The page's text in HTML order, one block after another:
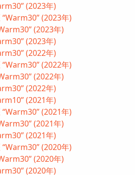
(2023年)
(2023年)
(2023年)
(2023年)
(2022年)
(2022年)
(2022年)
(2022年)
(2021年)
(2021年)
(2021年)
(2021年)
(2020年)
(2020年)
(2020年)